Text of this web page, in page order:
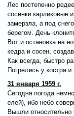
Лес постепенно
сосенки карликовые
замерзла, а под
берегом. День
Вот и остановка на
кедра и сосен,
Как всегда, быстро
Погрелись у костра и
31 января 1959 г.
Сегодня погода
елей), ибо небо
Вышли относительно